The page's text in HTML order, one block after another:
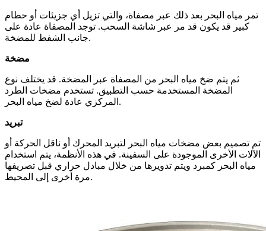
تمر مياه البحر بعد ذلك عبر مصفاة، والتي تزيل أي جزيئات أو حطام
كبير قد يكون قد مر عبر شاشة السحب. توجد المصفاة عادة على
جانب الشفط للمضخة.
مضخة
ثم يتم ضخ مياه البحر من المصفاة عبر المضخة. قد يختلف نوع
المضخة المستخدمة حسب التطبيق. تستخدم مضخات الطرد
المركزي عادة لضخ مياه البحر.
تبريد
تم تصميم بعض مضخات مياه البحر لتبريد المحرك أو ناقل الحركة أو
الآلات الأخرى الموجودة على السفينة. في هذه الأنظمة، يتم استخدام
مياه البحر كمبرد ويتم تدويرها من خلال مبادل حراري قبل تصريفها
مرة أخرى إلى المحيط.